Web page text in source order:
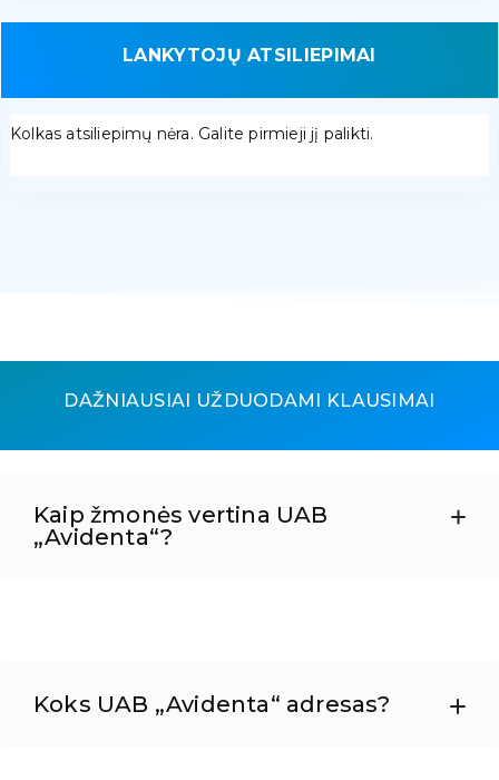
LANKYTOJŲ ATSILIEPIMAI
Kolkas atsiliepimų nėra. Galite pirmieji jį palikti.
DAŽNIAUSIAI UŽDUODAMI KLAUSIMAI
Kaip žmonės vertina UAB
„Avidenta“?
Koks UAB „Avidenta“ adresas?